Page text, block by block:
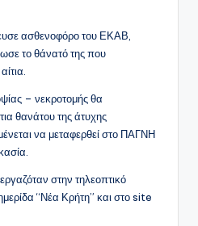
ασθενοφόρο του ΕΚΑΒ,
το θάνατό της που
– νεκροτομής θα
θανάτου της άτυχης
να μεταφερθεί στο ΠΑΓΝΗ
στην τηλεοπτικό
“Νέα Κρήτη” και στο site